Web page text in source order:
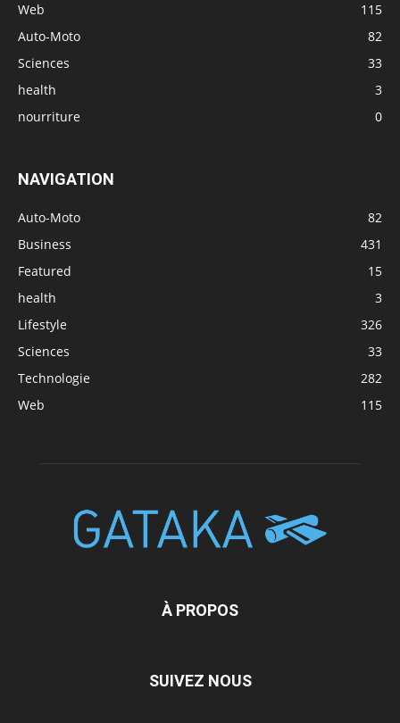
Web
115
Auto-Moto
82
Sciences
33
health
3
nourriture
0
NAVIGATION
Auto-Moto
82
Business
431
Featured
15
health
3
Lifestyle
326
Sciences
33
Technologie
282
Web
115
À PROPOS
SUIVEZ NOUS